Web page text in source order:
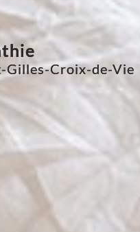
Gilles-Croix-de-Vie